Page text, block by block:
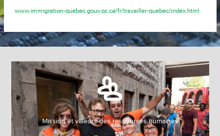
www.immigration-quebec.gouv.qc.ca/fr/travailler-quebec/index.html
Mission et valeurs des ressources humaines